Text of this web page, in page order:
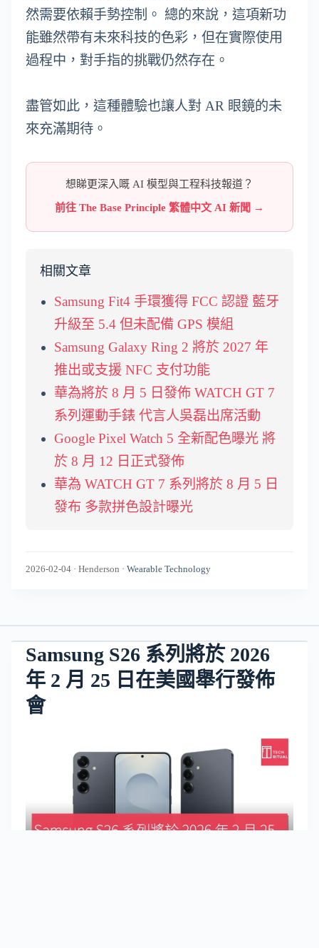
然需要依賴手勢控制。 總的來說，這項新功
能雖然帶有未來科技的色彩，但在實際使用
過程中，對手指的挑戰仍然存在。
盡管如此，這種體驗也讓人對 AR 眼鏡的未
來充滿期待。
想睇更深入嘅 AI 模型與工程科技報道？
前往 The Base Principle 繁體中文 AI 新聞 →
相關文章
Samsung Fit4 手環獲得 FCC 認證 藍牙
升級至 5.4 但未配備 GPS 模組
Samsung Galaxy Ring 2 將於 2027 年
推出或支援 NFC 支付功能
華為將於 8 月 5 日發佈 WATCH GT 7
系列運動手錶 代言人吳磊出席活動
Google Pixel Watch 5 全新配色曝光 將
於 8 月 12 日正式發佈
華為 WATCH GT 7 系列將於 8 月 5 日
發布 多款拼色設計曝光
2026-02-04 · Henderson · Wearable Technology
Samsung S26 系列將於 2026
年 2 月 25 日在美國舉行發佈
會